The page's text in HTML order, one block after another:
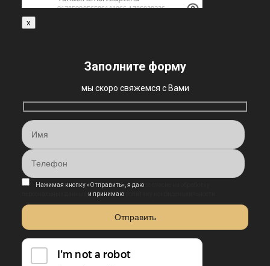
x
Заполните форму
мы скоро свяжемся с Вами
Нажимая кнопку «Отправить», я даю
и принимаю